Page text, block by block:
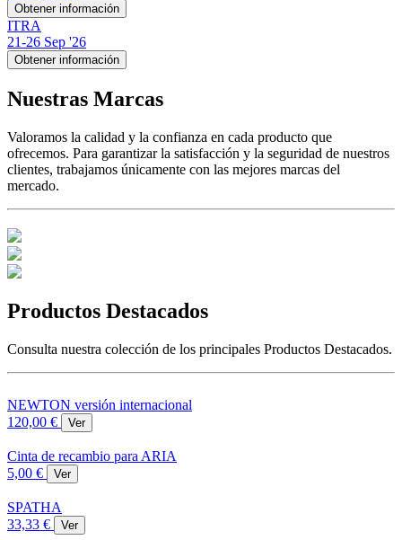
Obtener información
ITRA
21-26 Sep '26
Obtener información
Nuestras Marcas
Valoramos la calidad y la confianza en cada producto que
ofrecemos. Para garantizar la satisfacción y la seguridad de nuestros
clientes, trabajamos únicamente con las mejores marcas del
mercado.
Productos Destacados
Consulta nuestra colección de los principales Productos Destacados.
NEWTON versión internacional
120,00 €
Ver
Cinta de recambio para ARIA
5,00 €
Ver
SPATHA
33,33 €
Ver